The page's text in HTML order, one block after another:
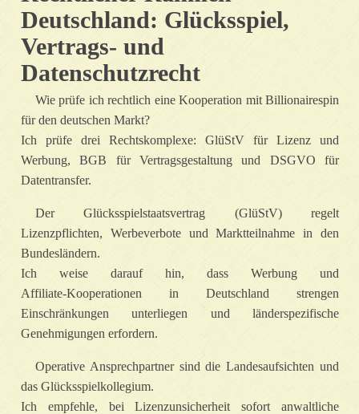
Deutschland: Glücksspiel,
Vertrags- und
Datenschutzrecht
Wie prüfe ich rechtlich eine Kooperation mit Billionairespin
für den deutschen Markt?
Ich prüfe drei Rechtskomplexe: GlüStV für Lizenz und
Werbung, BGB für Vertragsgestaltung und DSGVO für
Datentransfer.
Der Glücksspielstaatsvertrag (GlüStV) regelt
Lizenzpflichten, Werbeverbote und Marktteilnahme in den
Bundesländern.
Ich weise darauf hin, dass Werbung und
Affiliate‑Kooperationen in Deutschland strengen
Einschränkungen unterliegen und länderspezifische
Genehmigungen erfordern.
Operative Ansprechpartner sind die Landesaufsichten und
das Glücksspielkollegium.
Ich empfehle, bei Lizenzunsicherheit sofort anwaltliche